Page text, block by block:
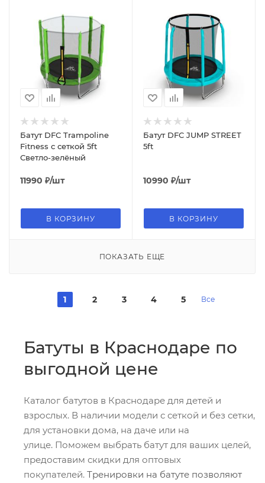
Батут DFC Trampoline
Fitness с сеткой 5ft
Светло-зелёный
11990 ₽/шт
В КОРЗИНУ
Батут DFC JUMP STREET
5ft
10990 ₽/шт
В КОРЗИНУ
ПОКАЗАТЬ ЕЩЕ
1 2 3 4 5 Все
Батуты в Краснодаре по
выгодной цене
Каталог батутов в Краснодаре для детей и
взрослых. В наличии модели с сеткой и без сетки,
для установки дома, на даче или на
улице. Поможем выбрать батут для ваших целей,
предоставим скидки для оптовых
покупателей. Тренировки на батуте позволяют